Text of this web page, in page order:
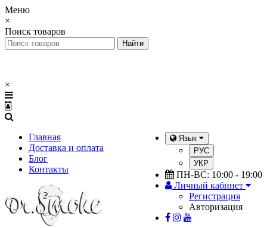
Меню
×
Поиск товаров
×
Главная
Доставка и оплата
Блог
Контакты
Язык
РУС
УКР
ПН-ВС: 10:00 - 19:00
Личный кабинет
Регистрация
Авторизация